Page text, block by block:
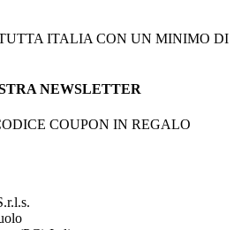
ITALIA CON UN MINIMO DI
NEWSLETTER
COUPON IN REGALO